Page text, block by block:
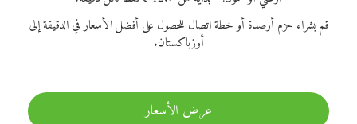
قم بشراء حزم أرصدة أو خطة اتصال للحصول على أفضل الأسعار في الدقيقة إلى
أوزباكستان.
عرض الأسعار